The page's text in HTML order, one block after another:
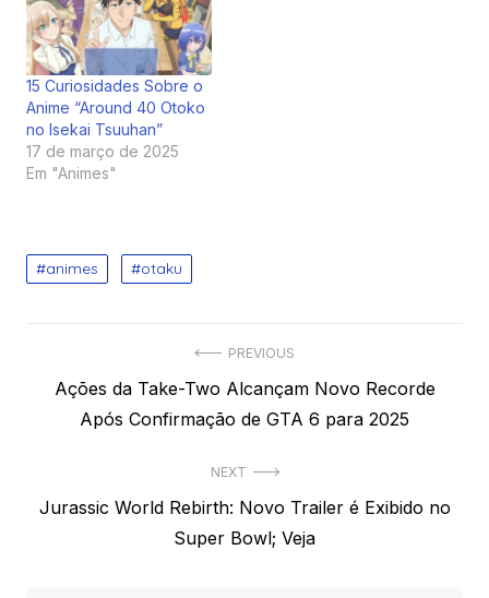
15 Curiosidades Sobre o
Anime “Around 40 Otoko
no Isekai Tsuuhan”
17 de março de 2025
Em "Animes"
animes otaku
de
PREVIOUS
Previous
Ações da Take-Two Alcançam Novo Recorde
Após Confirmação de GTA 6 para 2025
NEXT
Next
Jurassic World Rebirth: Novo Trailer é Exibido no
Super Bowl; Veja